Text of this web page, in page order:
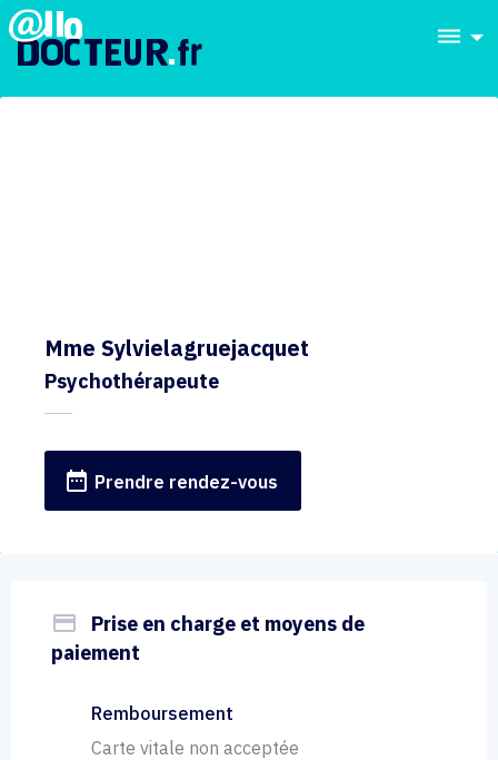
dehaze
Mme Sylvielagruejacquet
Psychothérapeute
date_range Prendre rendez-vous
payment
Prise en charge et moyens de
paiement
Remboursement
Carte vitale non acceptée